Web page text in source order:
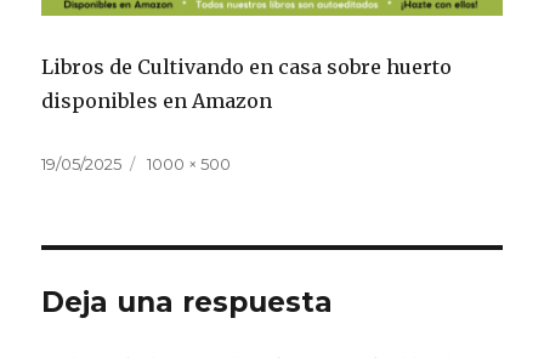
Libros de Cultivando en casa sobre huerto
disponibles en Amazon
Publicado
19/05/2025
Tamaño
1000 × 500
Deja una respuesta